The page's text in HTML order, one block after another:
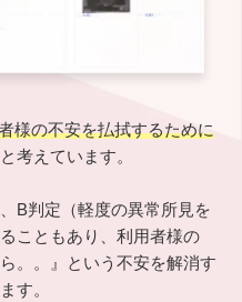
様の不安を払拭するために
と考えています。
B判定（軽度の異常所見を
こともあり、利用者様の
。。』という不安を解消す
す。